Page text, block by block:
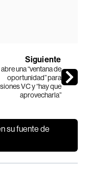
Siguiente
una “ventana de
oportunidad” para
VC y “hay que
aprovecharla”
su fuente de